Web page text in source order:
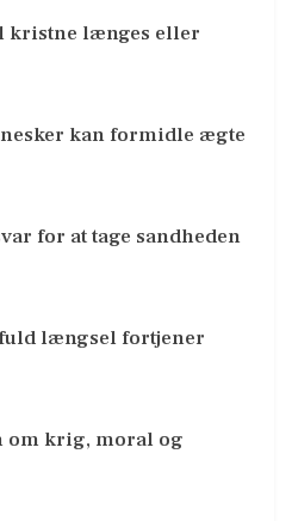
kristne længes eller
kan formidle ægte
for at tage sandheden
længsel fortjener
om krig, moral og